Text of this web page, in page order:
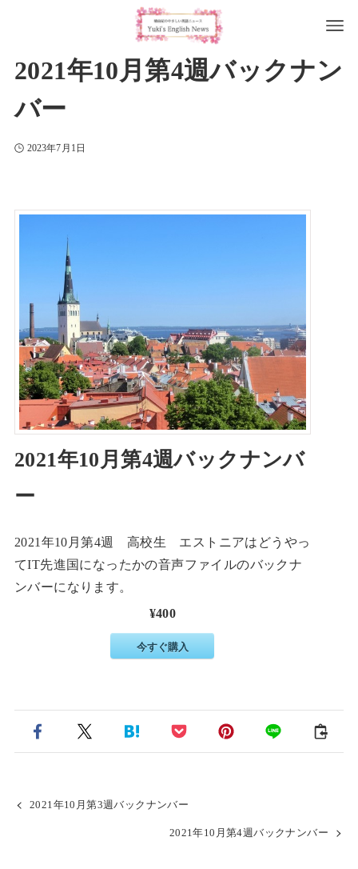
2021年10月第4週バックナン
バー
2023年7月1日
2021年10月第4週バックナンバ
ー
2021年10月第4週 高校生 エストニアはどうやっ
てIT先進国になったかの音声ファイルのバックナ
ンバーになります。
¥400
今すぐ購入
2021年10月第3週バックナンバー
2021年10月第4週バックナンバー